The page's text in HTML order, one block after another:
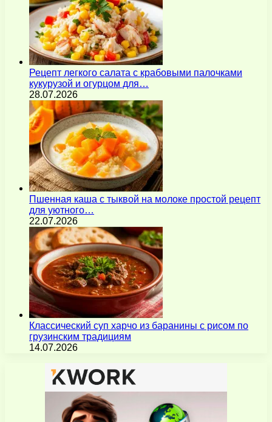
Рецепт легкого салата с крабовыми палочками
кукурузой и огурцом для…
28.07.2026
Пшенная каша с тыквой на молоке простой рецепт
для уютного…
22.07.2026
Классический суп харчо из баранины с рисом по
грузинским традициям
14.07.2026